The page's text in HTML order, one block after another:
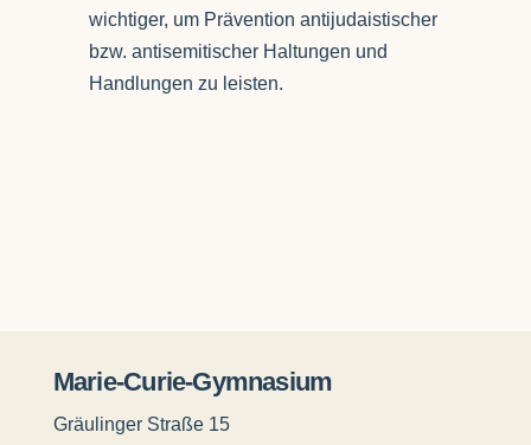
wichtiger, um Prävention antijudaistischer
bzw. antisemitischer Haltungen und
Handlungen zu leisten.
Marie-Curie-Gymnasium
Gräulinger Straße 15